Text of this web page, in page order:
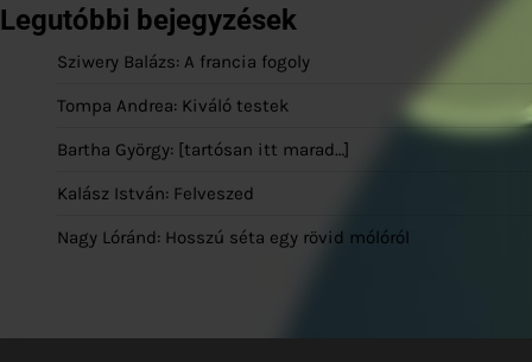
Legutóbbi bejegyzések
Sziwery Balázs: A francia fogoly
Tompa Andrea: Kiváló testek
Bartha György: [tartósan itt marad…]
Kalász István: Felveszed
Nagy Lóránd: Hosszú séta egy rövid mólóról